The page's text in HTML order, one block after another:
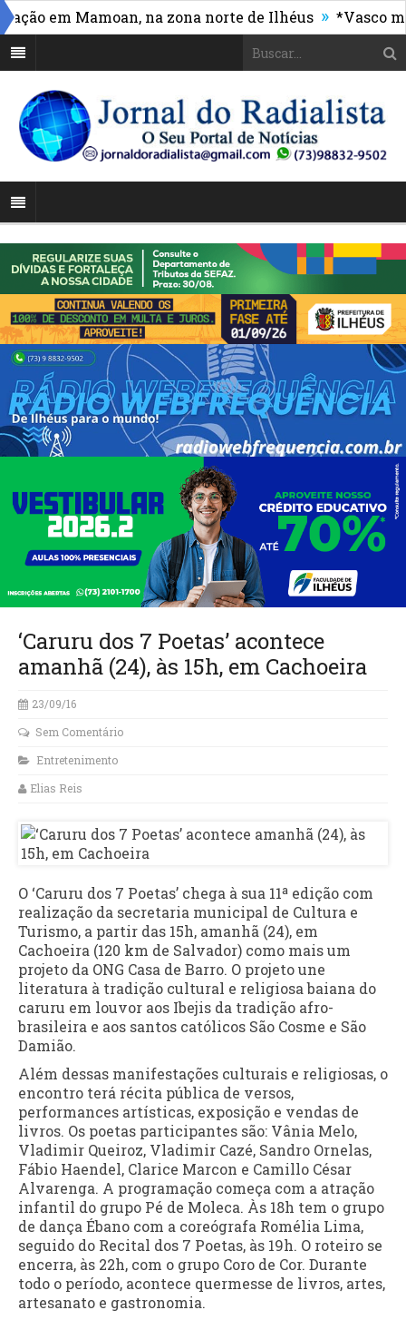
em Mamoan, na zona norte de Ilhéus » *Vasco
‘Caruru dos 7 Poetas’ acontece
amanhã (24), às 15h, em Cachoeira
23/09/16
Sem Comentário
Entretenimento
Elias Reis
O ‘Caruru dos 7 Poetas’ chega à sua 11ª edição com
realização da secretaria municipal de Cultura e
Turismo, a partir das 15h, amanhã (24), em
Cachoeira (120 km de Salvador) como mais um
projeto da ONG Casa de Barro. O projeto une
literatura à tradição cultural e religiosa baiana do
caruru em louvor aos Ibejis da tradição afro-
brasileira e aos santos católicos São Cosme e São
Damião.
Além dessas manifestações culturais e religiosas, o
encontro terá récita pública de versos,
performances artísticas, exposição e vendas de
livros. Os poetas participantes são: Vânia Melo,
Vladimir Queiroz, Vladimir Cazé, Sandro Ornelas,
Fábio Haendel, Clarice Marcon e Camillo César
Alvarenga. A programação começa com a atração
infantil do grupo Pé de Moleca. Às 18h tem o grupo
de dança Ébano com a coreógrafa Romélia Lima,
seguido do Recital dos 7 Poetas, às 19h. O roteiro se
encerra, às 22h, com o grupo Coro de Cor. Durante
todo o período, acontece quermesse de livros, artes,
artesanato e gastronomia.